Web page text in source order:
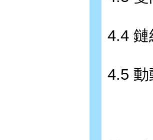
4.4 鏈
4.5 動